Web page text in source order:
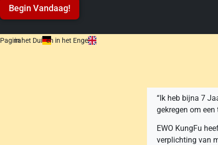
Begin Vandaag!
Paginain het Duitsen in het Engels.
“Ik heb bijna 7
gekregen om een
EWO KungFu
verplichting van